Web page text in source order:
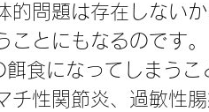
的問題は存在しない
とにもなるのです。
チ性関節炎、過敏性